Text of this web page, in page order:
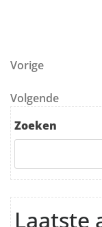
Vorig bericht
Vorige
Volgend bericht
Volgende
Zoeken
Laatste